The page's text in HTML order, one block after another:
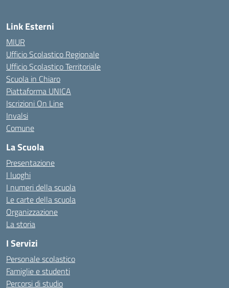
Link Esterni
MIUR
Ufficio Scolastico Regionale
Ufficio Scolastico Territoriale
Scuola in Chiaro
Piattaforma UNICA
Iscrizioni On Line
Invalsi
Comune
La Scuola
Presentazione
I luoghi
I numeri della scuola
Le carte della scuola
Organizzazione
La storia
I Servizi
Personale scolastico
Famiglie e studenti
Percorsi di studio